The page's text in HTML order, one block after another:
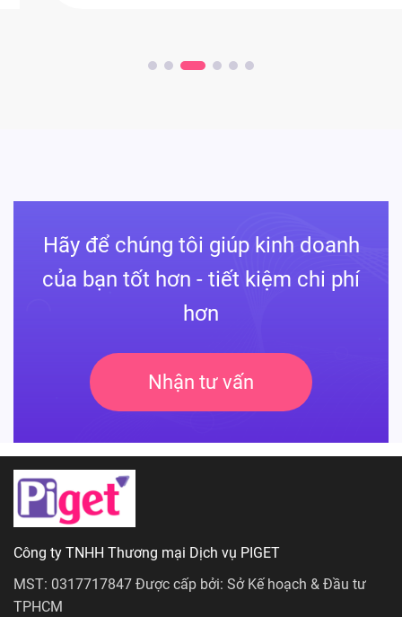
Hãy để chúng tôi giúp kinh doanh
của bạn tốt hơn - tiết kiệm chi phí
hơn
Nhận tư vấn
Công ty TNHH Thương mại Dịch vụ PIGET
MST: 0317717847 Được cấp bởi: Sở Kế hoạch & Đầu tư
TPHCM